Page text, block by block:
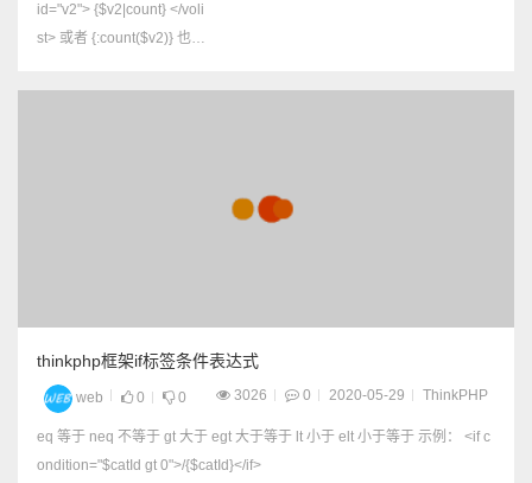
id="v2"> {$v2|count} </voli
st> 或者 {:count($v2)} 也可
thinkphp框架if标签条件表达式
web 0 0 3026 0 2020-05-29 ThinkPHP
eq 等于 neq 不等于 gt 大于 egt 大于等于 lt 小于 elt 小于等于 示例： <if c
ondition="$catId gt 0">/{$catId}</if>